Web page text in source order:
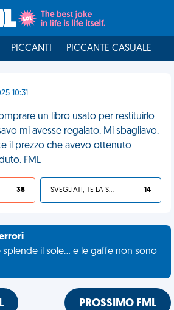
PICCANTI PICCANTE CASUALE
10:31
un libro usato per restituirlo
mi avesse regalato. Mi sbagliavo.
il prezzo che avevo ottenuto
FML
38 SVEGLIATI, TE LA SEI CERCATA! 14
il sole... e le gaffe non sono
PROSSIMO FML